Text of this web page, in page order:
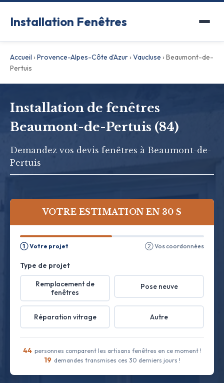
Installation Fenêtres
Accueil ›Provence-Alpes-Côte d'Azur›Vaucluse ›Beaumont-de-
Pertuis
Installation de fenêtres
Beaumont-de-Pertuis (84)
Demandez vos devis fenêtres à Beaumont-de-
Pertuis
VOTRE ESTIMATION EN 30 S
① Votre projet ② Vos coordonnées
Type de projet
Remplacement de
fenêtres
Pose neuve
Réparation vitrage Autre
44 personnes comparent les artisans fenêtres en ce moment !
19 demandes transmises ces 30 derniers jours !